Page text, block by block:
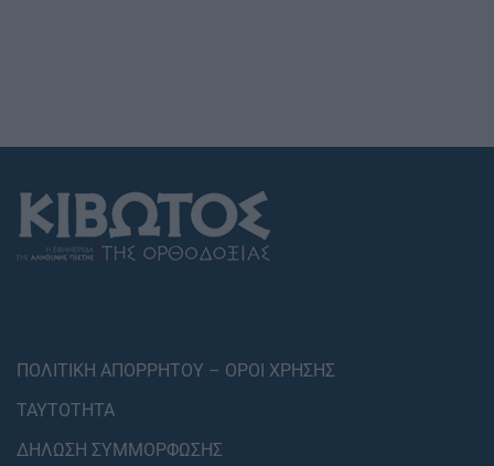
ΠΟΛΙΤΙΚΗ ΑΠΟΡΡΗΤΟΥ – ΟΡΟΙ ΧΡΗΣΗΣ
ΤΑΥΤΟΤΗΤΑ
ΔΗΛΩΣΗ ΣΥΜΜΟΡΦΩΣΗΣ